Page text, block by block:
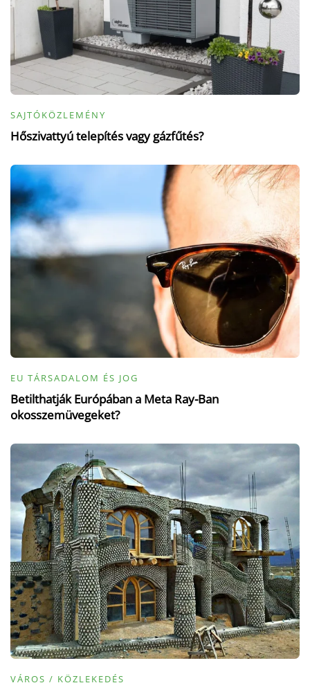
SAJTÓKÖZLEMÉNY
Hőszivattyú telepítés vagy gázfűtés?
EU TÁRSADALOM ÉS JOG
Betilthatják Európában a Meta Ray-Ban
okosszemüvegeket?
VÁROS / KÖZLEKEDÉS